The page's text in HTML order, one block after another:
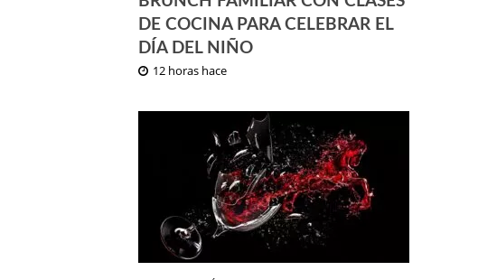
DE COCINA PARA CELEBRAR EL
DÍA DEL NIÑO
12 horas hace